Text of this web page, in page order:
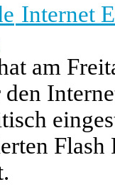
Internet
am